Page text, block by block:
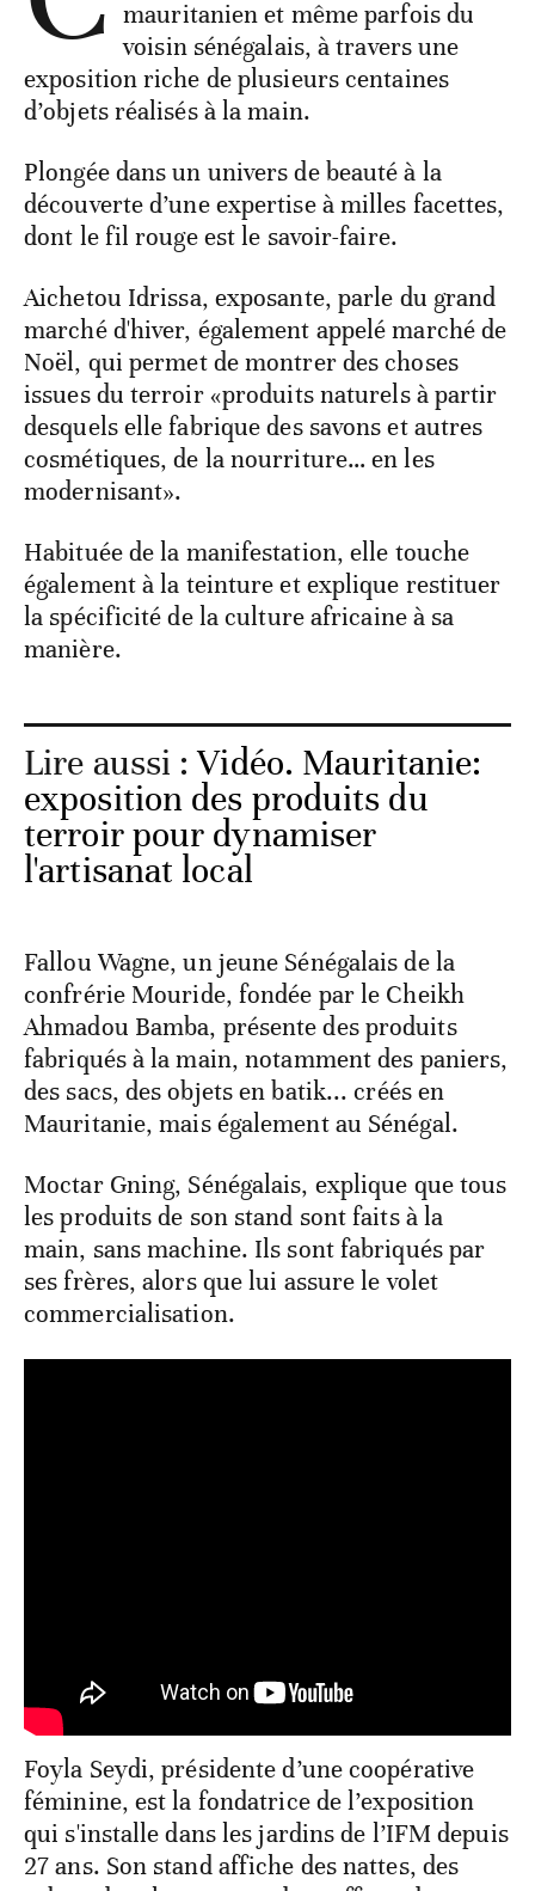
mauritanien et même parfois du
voisin sénégalais, à travers une
exposition riche de plusieurs centaines
d’objets réalisés à la main.
Plongée dans un univers de beauté à la
découverte d’une expertise à milles facettes,
dont le fil rouge est le savoir-faire.
Aichetou Idrissa, exposante, parle du grand
marché d'hiver, également appelé marché de
Noël, qui permet de montrer des choses
issues du terroir «produits naturels à partir
desquels elle fabrique des savons et autres
cosmétiques, de la nourriture… en les
modernisant».
Habituée de la manifestation, elle touche
également à la teinture et explique restituer
la spécificité de la culture africaine à sa
manière.
Lire aussi :Vidéo. Mauritanie:
exposition des produits du
terroir pour dynamiser
l'artisanat local
Fallou Wagne, un jeune Sénégalais de la
confrérie Mouride, fondée par le Cheikh
Ahmadou Bamba, présente des produits
fabriqués à la main, notamment des paniers,
des sacs, des objets en batik... créés en
Mauritanie, mais également au Sénégal.
Moctar Gning, Sénégalais, explique que tous
les produits de son stand sont faits à la
main, sans machine. Ils sont fabriqués par
ses frères, alors que lui assure le volet
commercialisation.
Foyla Seydi, présidente d’une coopérative
féminine, est la fondatrice de l’exposition
qui s'installe dans les jardins de l’IFM depuis
27 ans. Son stand affiche des nattes, des